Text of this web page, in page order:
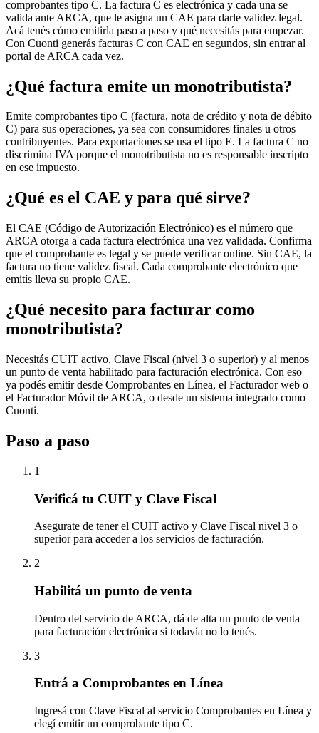
comprobantes tipo C. La factura C es electrónica y cada una se
valida ante ARCA, que le asigna un CAE para darle validez legal.
Acá tenés cómo emitirla paso a paso y qué necesitás para empezar.
Con Cuonti generás facturas C con CAE en segundos, sin entrar al
portal de ARCA cada vez.
¿Qué factura emite un monotributista?
Emite comprobantes tipo C (factura, nota de crédito y nota de débito
C) para sus operaciones, ya sea con consumidores finales u otros
contribuyentes. Para exportaciones se usa el tipo E. La factura C no
discrimina IVA porque el monotributista no es responsable inscripto
en ese impuesto.
¿Qué es el CAE y para qué sirve?
El CAE (Código de Autorización Electrónico) es el número que
ARCA otorga a cada factura electrónica una vez validada. Confirma
que el comprobante es legal y se puede verificar online. Sin CAE, la
factura no tiene validez fiscal. Cada comprobante electrónico que
emitís lleva su propio CAE.
¿Qué necesito para facturar como
monotributista?
Necesitás CUIT activo, Clave Fiscal (nivel 3 o superior) y al menos
un punto de venta habilitado para facturación electrónica. Con eso
ya podés emitir desde Comprobantes en Línea, el Facturador web o
el Facturador Móvil de ARCA, o desde un sistema integrado como
Cuonti.
Paso a paso
1
Verificá tu CUIT y Clave Fiscal
Asegurate de tener el CUIT activo y Clave Fiscal nivel 3 o
superior para acceder a los servicios de facturación.
2
Habilitá un punto de venta
Dentro del servicio de ARCA, dá de alta un punto de venta
para facturación electrónica si todavía no lo tenés.
3
Entrá a Comprobantes en Línea
Ingresá con Clave Fiscal al servicio Comprobantes en Línea y
elegí emitir un comprobante tipo C.